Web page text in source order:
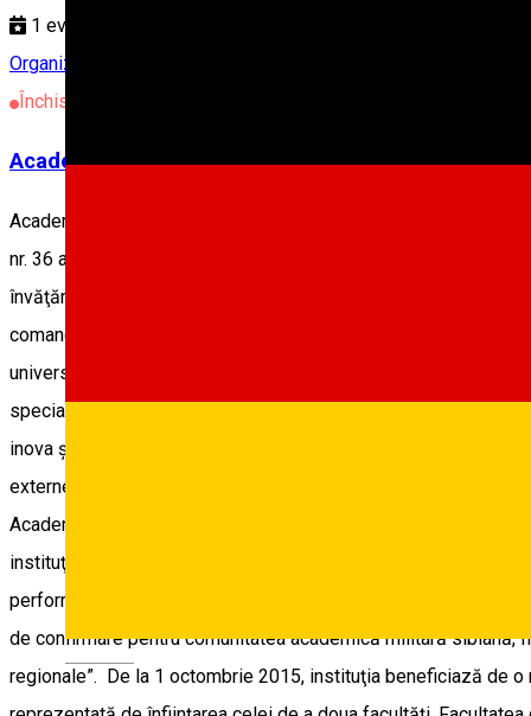
Deutsch
1 eveniment
Organizator de Evenimente
Închis
Academia Forţelor Terestre "Nicolae Bălcescu"
Academia Forţelor Terestre ”Nicolae Bălcescu” este
nr. 36 a domnitorului Gheorghe Bibescu în data de 13 iunie
învăţământ, cu autonomie universitară garantată prin lege şi
comandă pentru Forţele Terestre ale Armatei României şi alţi
universitate de educaţie este de formare iniţială şi continuă,
specialiştilor militari şi civili pentru alţi beneficiari interni şi
inova şi transfera tehnologic, prin creaţie individuală şi
externe a calităţii educaţiei, realizată de Agenţia Română de
Academiei Forţelor Terestre "Nicolae Bălcescu" ca
instituţia noastră. Este de remarcat faptul că, academia a
performanţa în predare - Calitate, diversitate şi inovare în
de confirmare pentru comunitatea academică militară
regionale”. De la 1 octombrie 2015, instituţia beneficiază de